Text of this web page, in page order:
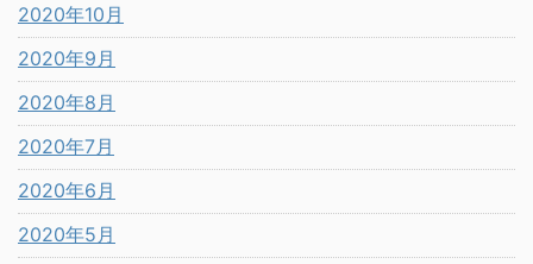
2020年10月
2020年9月
2020年8月
2020年7月
2020年6月
2020年5月